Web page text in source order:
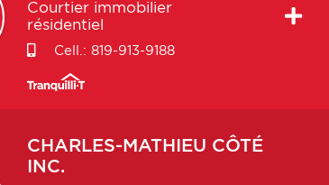
Courtier immobilier
résidentiel
Cell.: 819-913-9188
CHARLES-MATHIEU CÔTÉ
INC.